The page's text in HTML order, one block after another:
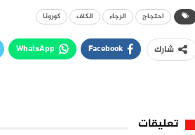
احتجاج الرجاء الكاف كورونا
شارك Facebook
WhatsApp
تعليقات